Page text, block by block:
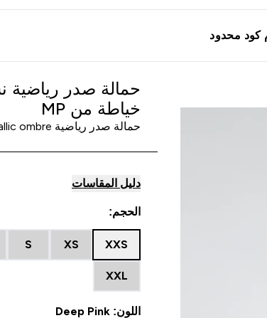
خياطة من MP
حمالة صدر رياضية Metallic ombre بدون خياطة
دليل المقاسات
الحجم:
XXS
XS
S
XXL
اللون: Deep Pink